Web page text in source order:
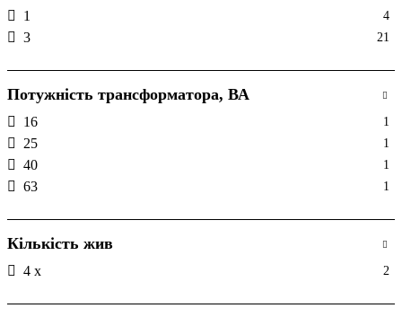
1 4
3 21
Потужність трансформатора, ВА
16 1
25 1
40 1
63 1
Кількість жив
4 х 2